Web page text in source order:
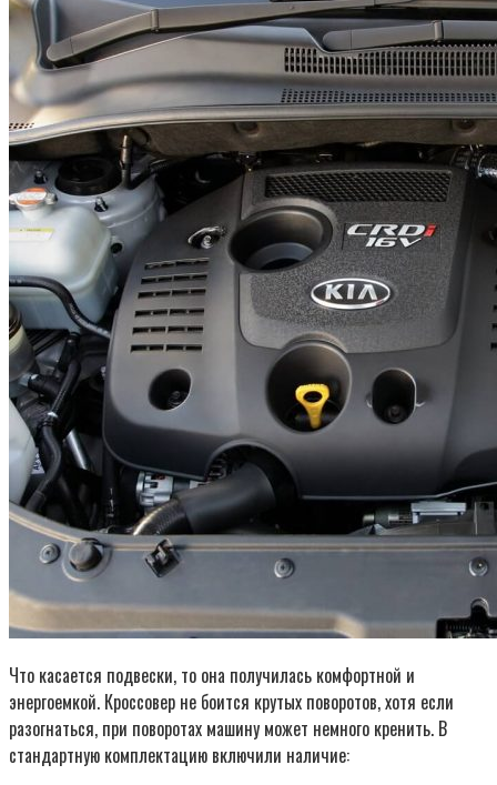
Что касается подвески, то она получилась комфортной и
энергоемкой. Кроссовер не боится крутых поворотов, хотя если
разогнаться, при поворотах машину может немного кренить. В
стандартную комплектацию включили наличие: